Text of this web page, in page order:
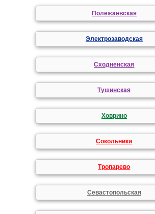
Полежаевская
Электрозаводская
Сходненская
Тушинская
Ховрино
Сокольники
Тропарево
Севастопольская